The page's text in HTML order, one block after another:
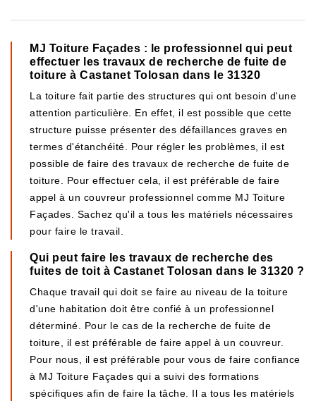
MJ Toiture Façades : le professionnel qui peut
effectuer les travaux de recherche de fuite de
toiture à Castanet Tolosan dans le 31320
La toiture fait partie des structures qui ont besoin d'une
attention particulière. En effet, il est possible que cette
structure puisse présenter des défaillances graves en
termes d'étanchéité. Pour régler les problèmes, il est
possible de faire des travaux de recherche de fuite de
toiture. Pour effectuer cela, il est préférable de faire
appel à un couvreur professionnel comme MJ Toiture
Façades. Sachez qu'il a tous les matériels nécessaires
pour faire le travail.
Qui peut faire les travaux de recherche des
fuites de toit à Castanet Tolosan dans le 31320 ?
Chaque travail qui doit se faire au niveau de la toiture
d'une habitation doit être confié à un professionnel
déterminé. Pour le cas de la recherche de fuite de
toiture, il est préférable de faire appel à un couvreur.
Pour nous, il est préférable pour vous de faire confiance
à MJ Toiture Façades qui a suivi des formations
spécifiques afin de faire la tâche. Il a tous les matériels